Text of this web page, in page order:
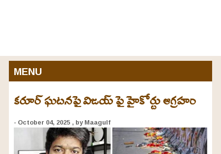
MENU
కరూర్ ఘటనపై విజయ్ పై హైకోర్టు ఆగ్రహం
- October 04, 2025 , by Maagulf